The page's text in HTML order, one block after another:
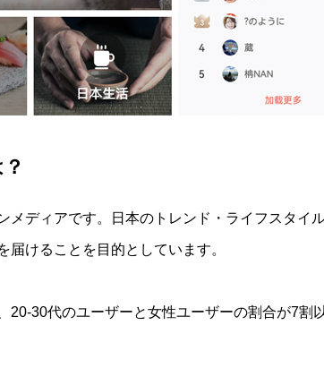
メディアです。日本のトレンド・ライフスタイ
けることを目的としています。
20-30代のユーザーと女性ユーザーの割合が7割